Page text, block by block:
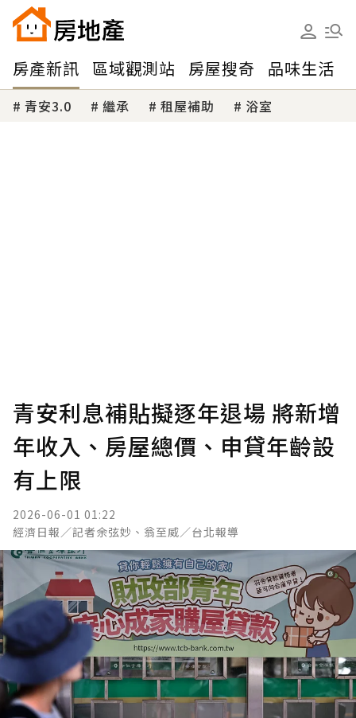
房產新訊 區域觀測站 房屋搜奇 品味生活
青安3.0 繼承 租屋補助 浴室
青安利息補貼擬逐年退場 將新增
年收入、房屋總價、申貸年齡設
有上限
2026-06-01 01:22
經濟日報／記者余弦妙、翁至威／台北報導